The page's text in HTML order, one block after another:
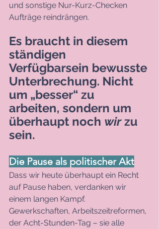
und sonstige Nur-Kurz-Checken
Aufträge reindrängen.
Es braucht in diesem
ständigen
Verfügbarsein bewusste
Unterbrechung. Nicht
um „besser“ zu
arbeiten, sondern um
überhaupt noch wir zu
sein.
Die Pause als politischer Akt
Dass wir heute überhaupt ein Recht
auf Pause haben, verdanken wir
einem langen Kampf.
Gewerkschaften, Arbeitszeitreformen,
der Acht-Stunden-Tag – sie alle